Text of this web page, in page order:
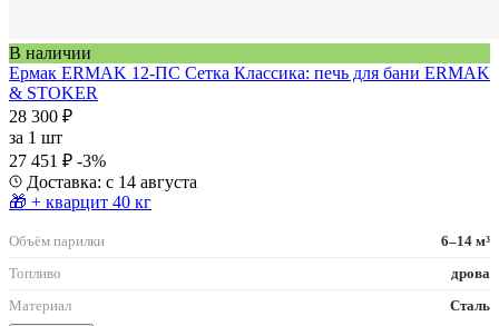
В наличии
Ермак ERMAK 12-ПС Сетка Классика: печь для бани ERMAK
& STOKER
28 300 ₽
за 1 шт
27 451 ₽ -3%
Доставка: с 14 августа
🎁 + кварцит 40 кг
Объём парилки
6–14 м³
Топливо
дрова
Материал
Сталь